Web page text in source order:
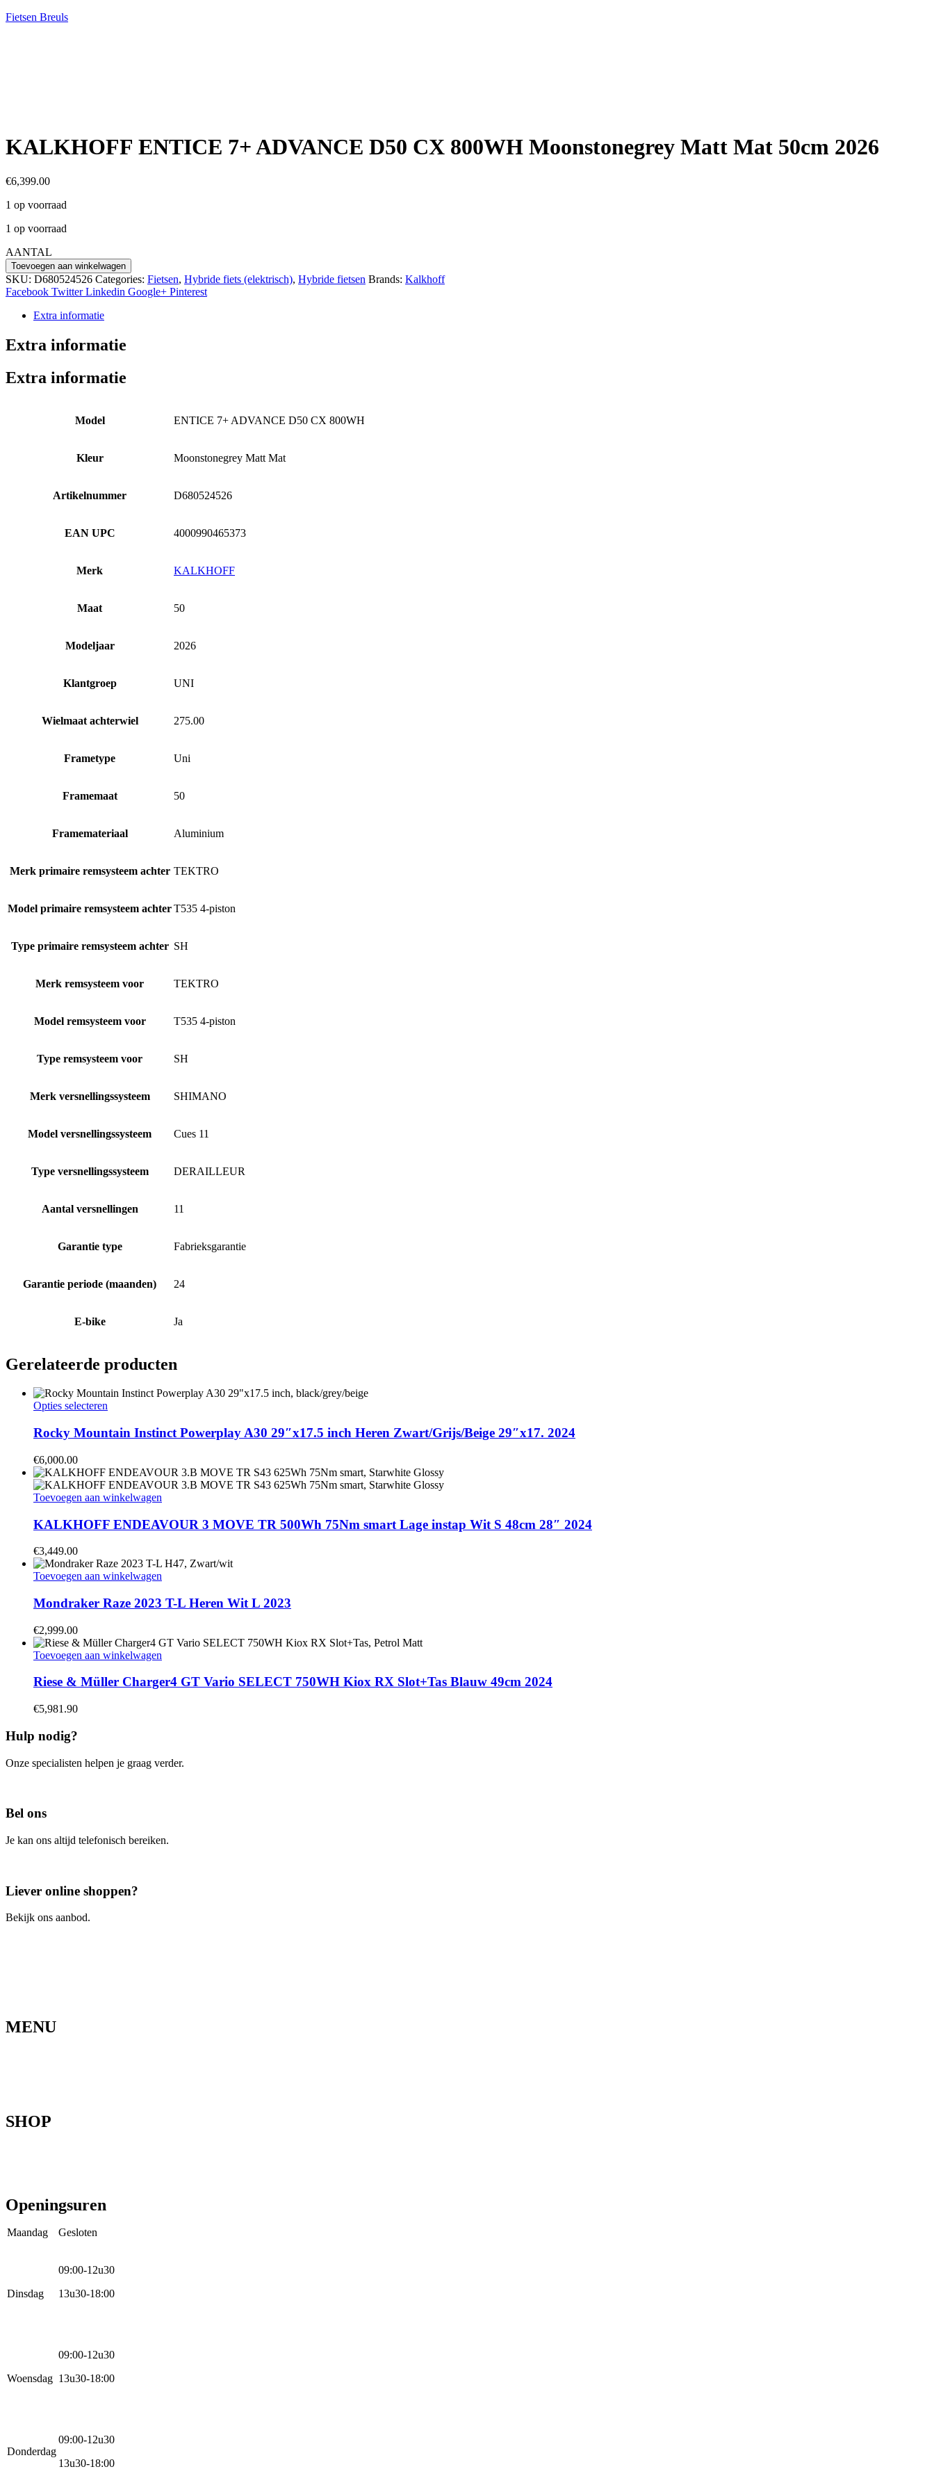
Fietsen Breuls
KALKHOFF ENTICE 7+ ADVANCE D50 CX 800WH Moonstonegrey Matt Mat 50cm 2026
€6,399.00
1 op voorraad
1 op voorraad
AANTAL
KALKHOFF
ENTICE
7+
D50
800WH
Moonstonegrey
Mat
Toevoegen aan winkelwagen
SKU: D680524526 Categories: Fietsen, Hybride fiets (elektrisch), Hybride fietsen Brands: Kalkhoff
Facebook Twitter Linkedin Google+ Pinterest
Extra informatie
Extra informatie
Extra informatie
Model ENTICE 7+ ADVANCE D50 CX 800WH
Kleur Moonstonegrey Matt Mat
Artikelnummer D680524526
EAN UPC 4000990465373
Merk KALKHOFF
Maat 50
Modeljaar 2026
Klantgroep UNI
Wielmaat achterwiel 275.00
Frametype Uni
Framemaat 50
Framemateriaal Aluminium
Merk primaire remsysteem achter TEKTRO
Model primaire remsysteem achterT535 4-piston
Type primaire remsysteem achter SH
Merk remsysteem voor TEKTRO
Model remsysteem voor T535 4-piston
Type remsysteem voor SH
Merk versnellingssysteem SHIMANO
Model versnellingssysteem Cues 11
Type versnellingssysteem DERAILLEUR
Aantal versnellingen 11
Garantie type Fabrieksgarantie
Garantie periode (maanden) 24
E-bike Ja
Gerelateerde producten
Opties selecteren
heeft
meerdere
Deze
optie
kan
gekozen
worden
op
Rocky Mountain Instinct Powerplay A30 29″x17.5 inch Heren Zwart/Grijs/Beige 29″x17. 2024
€6,000.00
Toevoegen aan winkelwagen
KALKHOFF ENDEAVOUR 3 MOVE TR 500Wh 75Nm smart Lage instap Wit S 48cm 28″ 2024
€3,449.00
Toevoegen aan winkelwagen
Mondraker Raze 2023 T-L Heren Wit L 2023
€2,999.00
Toevoegen aan winkelwagen
Riese & Müller Charger4 GT Vario SELECT 750WH Kiox RX Slot+Tas Blauw 49cm 2024
€5,981.90
Hulp nodig?
Onze specialisten helpen je graag verder.
Bel ons
Je kan ons altijd telefonisch bereiken.
Liever online shoppen?
Bekijk ons aanbod.
MENU
SHOP
Openingsuren
Maandag Gesloten
Dinsdag
09:00-12u30
13u30-18:00
Woensdag
09:00-12u30
13u30-18:00
Donderdag
09:00-12u30
13u30-18:00